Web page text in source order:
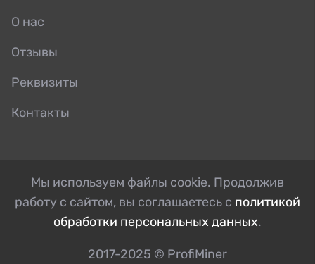
О нас
Отзывы
Реквизиты
Контакты
Мы используем файлы cookie. Продолжив
работу с сайтом, вы соглашаетесь с политикой
обработки персональных данных.
2017-2025 © ProfiMiner